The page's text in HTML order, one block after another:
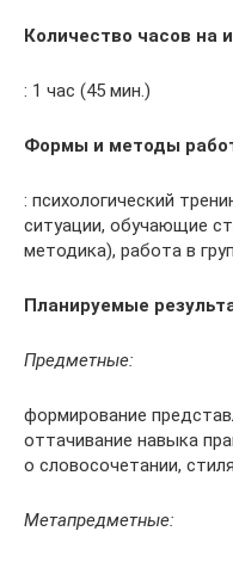
Количество часов на
: 1 час (45 мин.)
Формы и методы
: психологический
ситуации, обучающие
методика), работа в
Планируемые
Предметные:
формирование
оттачивание навыка
о словосочетании,
Метапредметные: